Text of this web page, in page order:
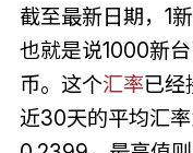
截至最新日期，1
也就是说1000新
币。这个汇率已经
近30天的平均汇